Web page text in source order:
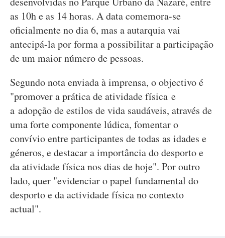
as 10h e as 14 horas. A data comemora-se
oficialmente no dia 6, mas a autarquia vai
antecipá-la por forma a possibilitar a participação
de um maior número de pessoas.
Segundo nota enviada à imprensa, o objectivo é
"promover a prática de atividade física e
a adopção de estilos de vida saudáveis, através de
uma forte componente lúdica, fomentar o
convívio entre participantes de todas as idades e
géneros, e destacar a importância do desporto e
da atividade física nos dias de hoje". Por outro
lado, quer "evidenciar o papel fundamental do
desporto e da actividade física no contexto
actual".